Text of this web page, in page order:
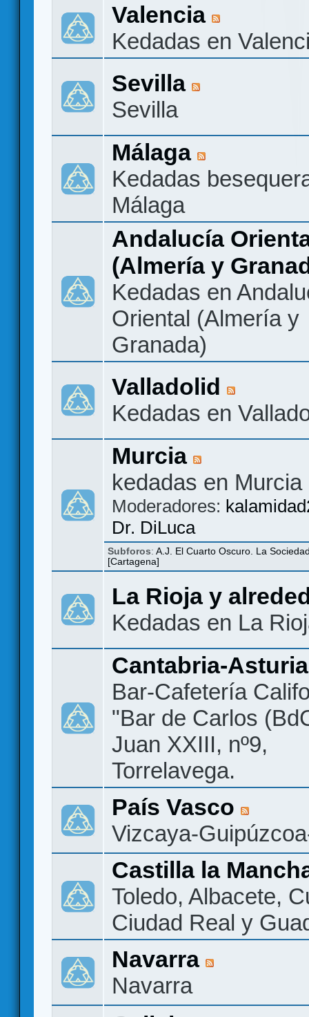
Valencia
Kedadas en
Sevilla
Sevilla
Málaga
Kedadas
Málaga
Andalucía
(Almería y
Kedadas en
Oriental (Almería y
Granada)
Valladolid
Kedadas en
Murcia
kedadas en Murcia
Moderadores:
Dr. DiLuca
Subforos: A.J. El Cuarto Oscuro. La
[Cartagena]
La Rioja y
Kedadas en La
Cantabria-
Bar-Cafetería
"Bar de Carlos
Juan XXIII, nº9,
Torrelavega.
País Vasco
Vizcaya-
Castilla la
Toledo, Albacete,
Ciudad Real y
Navarra
Navarra